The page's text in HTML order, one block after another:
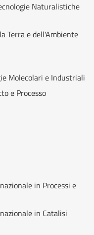
Naturalistiche
Terra e dell'Ambiente
Molecolari e Industriali
e Processo
in Processi e
in Catalisi